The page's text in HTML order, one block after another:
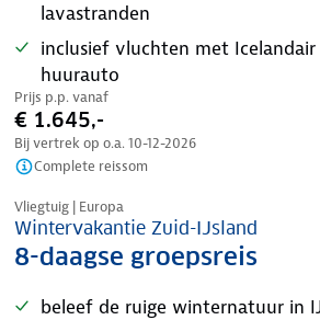
lavastranden
inclusief vluchten met Icelandair
huurauto
Prijs p.p. vanaf
€ 1.645,-
Bij vertrek op o.a. 10-12-2026
Complete reissom
Vernieuwd
Vliegtuig | Europa
Wintervakantie Zuid-IJsland
8-daagse groepsreis
beleef de ruige winternatuur in